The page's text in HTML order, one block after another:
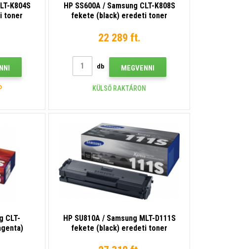
K804S
toner
HP SS600A / Samsung CLT-K808S
fekete (black) eredeti toner
22 289 ft.
db MEGVENNI
KÜLSŐ RAKTÁRON
CLT-
HP SU810A / Samsung MLT-D111S
fekete (black) eredeti toner